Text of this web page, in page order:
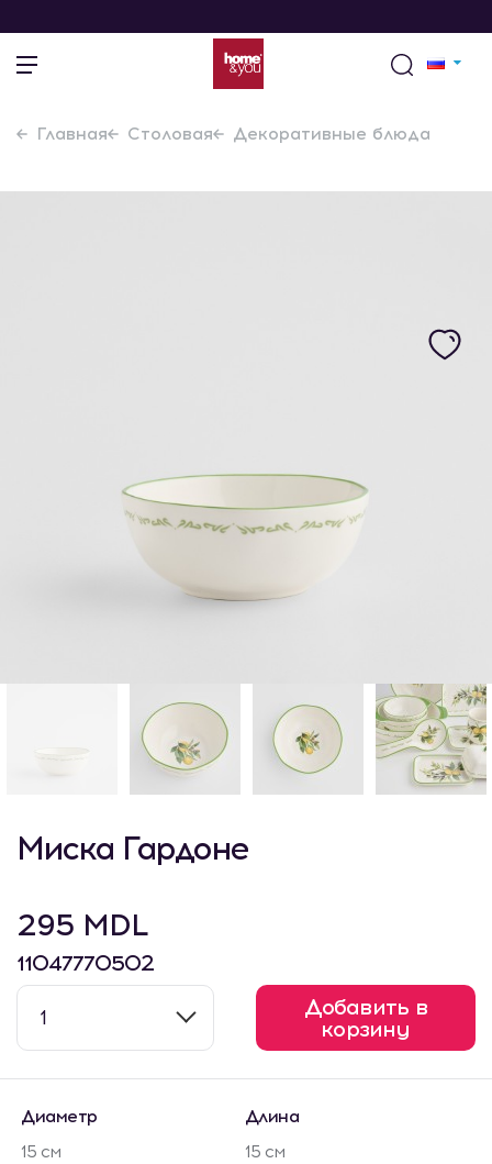
Главная Столовая Декоративные блюда
Миска Гардонe
295 MDL
11047770502
1
Добавить в
корзину
Диаметр
15 см
Длина
15 см